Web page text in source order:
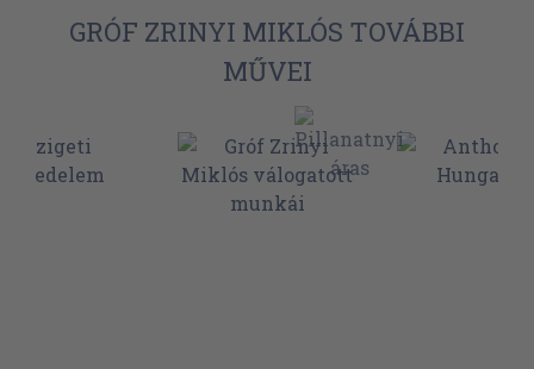
GRÓF ZRINYI MIKLÓS TOVÁBBI
MŰVEI